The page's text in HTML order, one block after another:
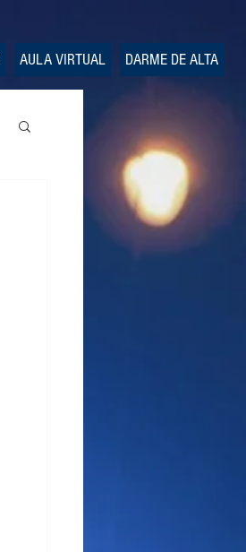
AULA VIRTUAL DARME DE ALTA